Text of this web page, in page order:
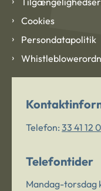
Cookies
Persondatapolitik
Telefon: 33 41 12
Telefontider
Mandag-torsdag